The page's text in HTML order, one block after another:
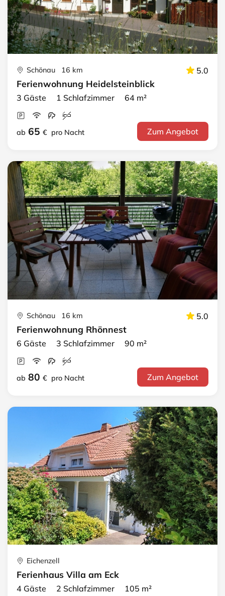
Schönau 16 km 5.0
Ferienwohnung Heidelsteinblick
3 Gäste 1 Schlafzimmer 64 m²
ab 65 € pro Nacht Zum Angebot
Schönau 16 km 5.0
Ferienwohnung Rhönnest
6 Gäste 3 Schlafzimmer 90 m²
ab 80 € pro Nacht Zum Angebot
Eichenzell
Ferienhaus Villa am Eck
4 Gäste 2 Schlafzimmer 105 m²